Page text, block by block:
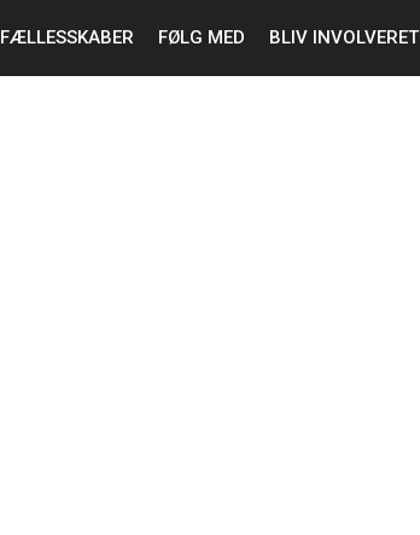
FÆLLESSKABER FØLG MED BLIV INVOLVERET